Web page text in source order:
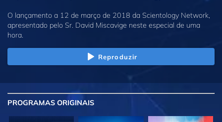
O lançamento a 12 de março de 2018 da Scientology Network,
apresentado pelo Sr. David Miscavige neste especial de uma
hora.
Reproduzir
PROGRAMAS ORIGINAIS